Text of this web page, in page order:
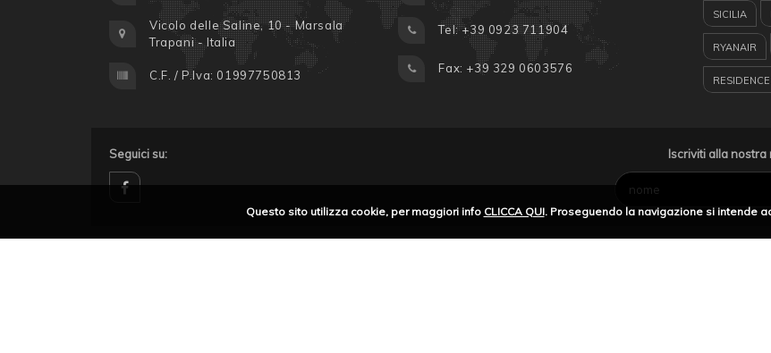
Questo sito utilizza cookie, per maggiori info CLICCA QUI. Proseguendo la navigazione si intende
Vicolo delle Saline, 10 - Marsala
Trapani - Italia
C.F. / P.Iva: 01997750813
Tel: +39 0923 711904
Fax: +39 329 0603576
SICILIA
RYANAIR
GUARDIA
Seguici su: Iscriviti alla